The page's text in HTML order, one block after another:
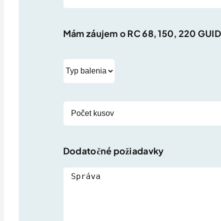
Mám záujem o RC 68, 150, 220
Dodatočné požiadavky